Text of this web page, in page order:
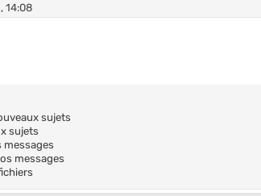
14:08
sujets
sujets
messages
messages